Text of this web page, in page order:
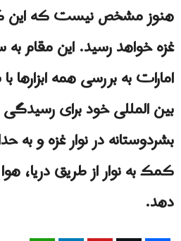
هنوز مشخص نیست که این
غزه خواهد رسید. این مقام
امارات به بررسی همه
بین المللی خود برای رسیدگی
بشردوستانه در نوار غزه و به
کمک به نوار از طریق دریا،
دهد.